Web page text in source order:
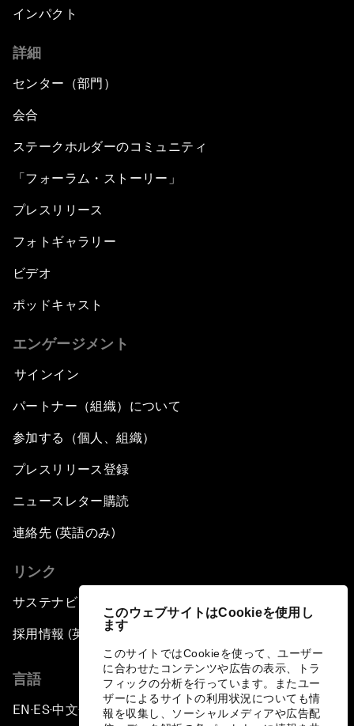
このウェブサイトはCookieを使用し
ます
このサイトではCookieを使って、ユーザー
に合わせたコンテンツや広告の表示、トラ
フィックの分析を行っています。またユー
ザーによるサイトの利用状況についても情
報を収集し、ソーシャルメディアや広告配
インパクト
詳細
センター（部門）
会合
ステークホルダーのコミュニティ
「フォーラム・ストーリー」
プレスリリース
フォトギャラリー
ビデオ
ポッドキャスト
エンゲージメント
サインイン
パートナー（組織）について
参加する（個人、組織）
プレスリリース登録
ニュースレター購読
連絡先 (英語のみ)
リンク
サステナビリティへの取り組み
採用情報 (英語のみ)
言語
EN ▪ES▪中文▪ 日本語